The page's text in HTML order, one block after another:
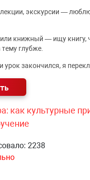
экскурсии —
или книжный — ищу книгу,
тему глубже.
урок закончился, я
как культурные
2238